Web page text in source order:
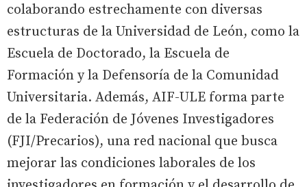
colaborando estrechamente con diversas
estructuras de la Universidad de León, como la
Escuela de Doctorado, la Escuela de
Formación y la Defensoría de la Comunidad
Universitaria. Además, AIF-ULE forma parte
de la Federación de Jóvenes Investigadores
(FJI/Precarios), una red nacional que busca
mejorar las condiciones laborales de los